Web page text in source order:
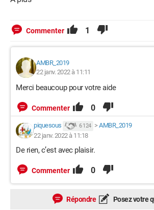
Commenter 1
AMBR_2019
22 janv. 2022 à 11:11
Merci beaucoup pour votre aide
Commenter 0
piquesous 6 124 > AMBR_2019
22 janv. 2022 à 11:18
De rien, c’est avec plaisir.
Commenter 0
Répondre Posez votre